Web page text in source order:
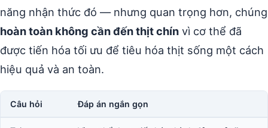
năng nhận thức đó — nhưng quan trọng hơn, chúng
hoàn toàn không cần đến thịt chín vì cơ thể đã
được tiến hóa tối ưu để tiêu hóa thịt sống một cách
hiệu quả và an toàn.
Câu hỏi Đáp án ngắn gọn